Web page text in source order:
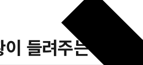
이 들려주는 경 이